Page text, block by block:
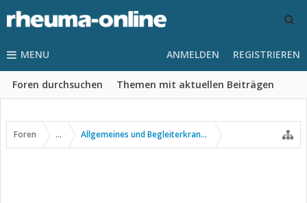
MENU
Foren durchsuchen Themen mit aktuellen Beiträgen
ANMELDEN REGISTRIEREN
Foren ... Allgemeines und Begleiterkrankungen